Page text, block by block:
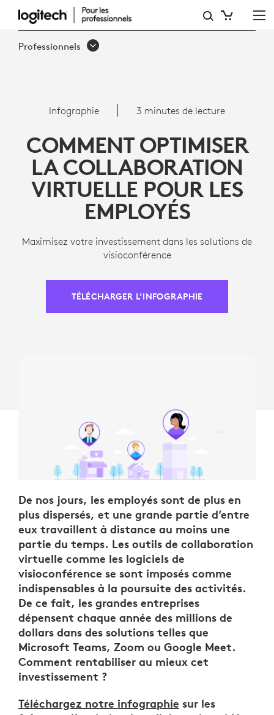
8 FAÇONS
D’OPTIMISER
VIRTUELLE
POUR
LES
EMPLOYÉS
Professionnels
Infographie 3 minutes de lecture
COMMENT OPTIMISER
LA COLLABORATION
VIRTUELLE POUR LES
EMPLOYÉS
Maximisez votre investissement dans les solutions de
visioconférence
TÉLÉCHARGER L’INFOGRAPHIE
De nos jours, les employés sont de plus en
plus dispersés, et une grande partie d’entre
eux travaillent à distance au moins une
partie du temps. Les outils de collaboration
virtuelle comme les logiciels de
visioconférence se sont imposés comme
indispensables à la poursuite des activités.
De ce fait, les grandes entreprises
dépensent chaque année des millions de
dollars dans des solutions telles que
Microsoft Teams, Zoom ou Google Meet.
Comment rentabiliser au mieux cet
investissement ?
Téléchargez notre infographie sur les